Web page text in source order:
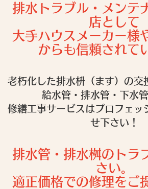
排水トラブル・メンテ
店として
大手ハウスメーカー様
からも信頼されて
老朽化した排水枡（ます）の交
給水管・排水管・下水
修繕工事サービスはプロフェッ
せ下さい！
排水管・排水桝のトラ
さい。
適正価格での修理をご